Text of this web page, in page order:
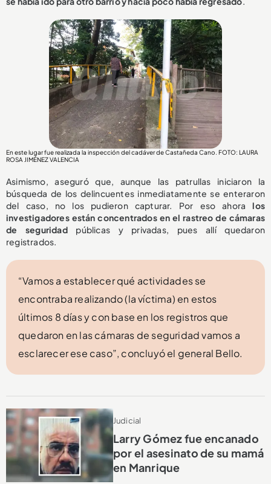
En este lugar fue realizada la inspección del cadáver de Castañeda Cano. FOTO: LAURA
ROSA JIMÉNEZ VALENCIA
Asimismo, aseguró que, aunque las patrullas iniciaron la
búsqueda de los delincuentes inmediatamente se enteraron
del caso, no los pudieron capturar. Por eso ahoralos
investigadores están concentrados en el rastreo de cámaras
de seguridad públicas y privadas, pues allí quedaron
registrados.
“Vamos a establecer qué actividades se
encontraba realizando (la víctima) en estos
últimos 8 días y con base en los registros que
quedaron en las cámaras de seguridad vamos a
esclarecer ese caso”, concluyó el general Bello.
Judicial
Larry Gómez fue encanado
por el asesinato de su mamá
en Manrique